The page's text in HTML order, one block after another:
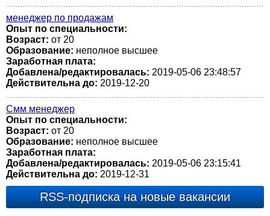
менеджер по продажам
Опыт по специальности:
Возраст: от 20
Образование: неполное высшее
Заработная плата:
Добавлена/редактировалась: 2019-05-06 23:48:57
Действительна до: 2019-12-20
Смм менеджер
Опыт по специальности:
Возраст: от 20
Образование: неполное высшее
Заработная плата:
Добавлена/редактировалась: 2019-05-06 23:15:41
Действительна до: 2019-12-31
RSS-подписка на новые вакансии